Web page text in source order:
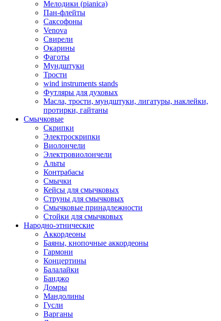
Мелодики (pianica)
Пан-флейты
Саксофоны
Venova
Свирели
Окарины
Фаготы
Мундштуки
Трости
wind instruments stands
Футляры для духовых
Масла, трости, мундштуки, лигатуры, наклейки,
протирки, гайтаны
Смычковые
Скрипки
Электроскрипки
Виолончели
Электровиолончели
Альты
Контрабасы
Смычки
Кейсы для смычковых
Струны для смычковых
Смычковые принадлежности
Стойки для смычковых
Народно-этнические
Аккордеоны
Баяны, кнопочные аккордеоны
Гармони
Концертины
Балалайки
Банджо
Домры
Мандолины
Гусли
Варганы